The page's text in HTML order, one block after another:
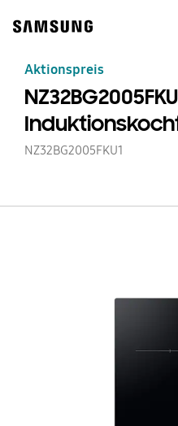
content
accessibility
Aktionspreis
NZ32BG2005FKU1